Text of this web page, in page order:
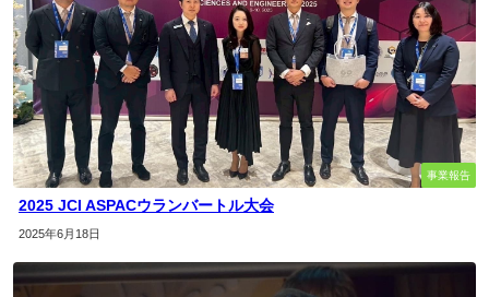
事業報告
2025 JCI ASPACウランバートル大会
2025年6月18日